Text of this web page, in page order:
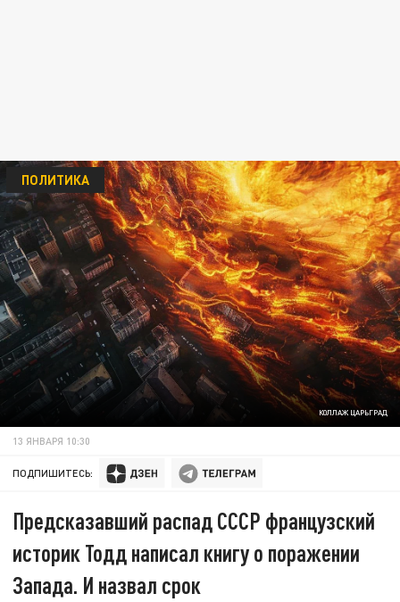
КОЛЛАЖ ЦАРЬГРАД
ПОЛИТИКА
13 ЯНВАРЯ 10:30
ПОДПИШИТЕСЬ:
Предсказавший распад СССР французский
историк Тодд написал книгу о поражении
Запада. И назвал срок